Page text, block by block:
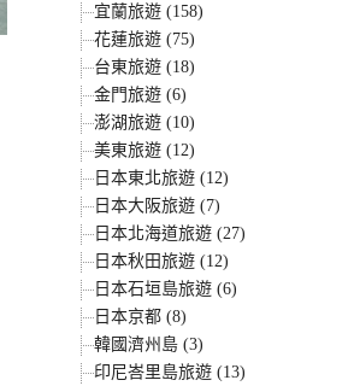
宜蘭旅遊 (158)
花蓮旅遊 (75)
台東旅遊 (18)
金門旅遊 (6)
澎湖旅遊 (10)
美東旅遊 (12)
日本東北旅遊 (12)
日本大阪旅遊 (7)
日本北海道旅遊 (27)
日本秋田旅遊 (12)
日本石垣島旅遊 (6)
日本京都 (8)
韓國濟州島 (3)
印尼峇里島旅遊 (13)